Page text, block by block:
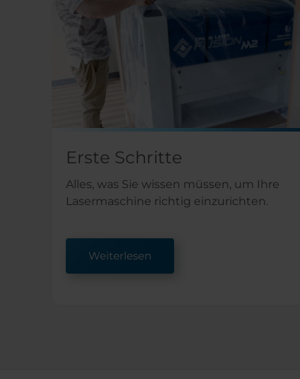
Erste Schritte
Alles, was Sie wissen müssen, um Ihre
Lasermaschine richtig einzurichten.
Weiterlesen